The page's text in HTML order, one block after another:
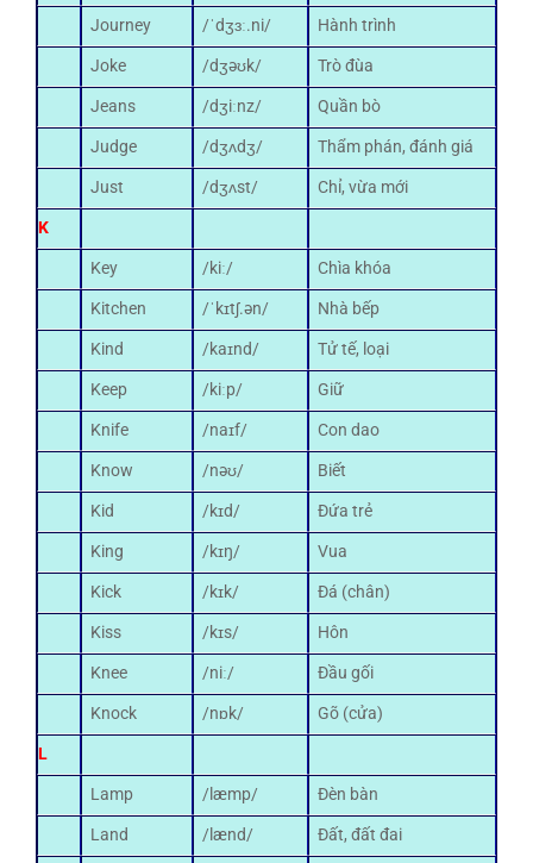
Journey
/ˈdʒɜː.ni/
Hành trình
Joke
/dʒəʊk/
Trò đùa
Jeans
/dʒiːnz/
Quần bò
Judge
/dʒʌdʒ/
Thẩm phán, đánh giá
Just
/dʒʌst/
Chỉ, vừa mới
K
Key
/kiː/
Chìa khóa
Kitchen
/ˈkɪtʃ.ən/
Nhà bếp
Kind
/kaɪnd/
Tử tế, loại
Keep
/kiːp/
Giữ
Knife
/naɪf/
Con dao
Know
/nəʊ/
Biết
Kid
/kɪd/
Đứa trẻ
King
/kɪŋ/
Vua
Kick
/kɪk/
Đá (chân)
Kiss
/kɪs/
Hôn
Knee
/niː/
Đầu gối
Knock
/nɒk/
Gõ (cửa)
L
Lamp
/læmp/
Đèn bàn
Land
/lænd/
Đất, đất đai